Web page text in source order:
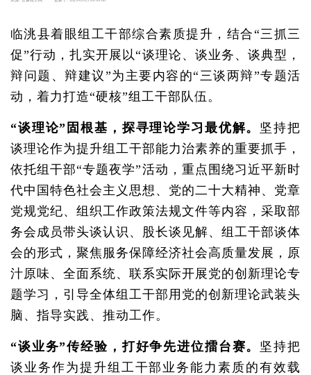
临洮县着眼组工干部综合素质提升，结合“三抓三
促”行动，扎实开展以“谈理论、谈业务、谈典型，
辩问题、辩建议”为主要内容的“三谈两辩”专题活
动，着力打造“硬核”组工干部队伍。
“谈理论”固根基，探寻理论学习最优解。 坚持把
谈理论作为提升组工干部能力治素养的重要抓手，
依托组干部“专题夜学”活动，重点围绕习近平新时
代中国特色社会主义思想、党的二十大精神、党章
党规党纪、组织工作政策法规文件等内容，采取部
务会成员带头谈认识、股长谈见解、组工干部谈体
会的形式，聚焦服务保障经济社会高质量发展，原
汁原味、全面系统、联系实际开展党的创新理论专
题学习，引导全体组工干部用党的创新理论武装头
脑、指导实践、推动工作。
“谈业务”传经验，打好争先进位擂台赛。 坚持把
谈业务作为提升组工干部业务能力素质的有效载